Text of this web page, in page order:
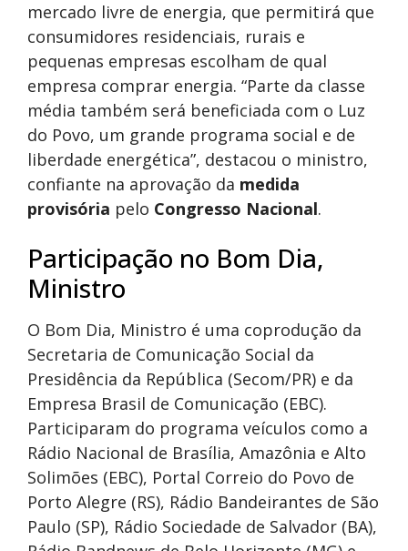
mercado livre de energia, que permitirá que
consumidores residenciais, rurais e
pequenas empresas escolham de qual
empresa comprar energia. “Parte da classe
média também será beneficiada com o Luz
do Povo, um grande programa social e de
liberdade energética”, destacou o ministro,
confiante na aprovação da medida
provisória pelo Congresso Nacional.
Participação no Bom Dia,
Ministro
O Bom Dia, Ministro é uma coprodução da
Secretaria de Comunicação Social da
Presidência da República (Secom/PR) e da
Empresa Brasil de Comunicação (EBC).
Participaram do programa veículos como a
Rádio Nacional de Brasília, Amazônia e Alto
Solimões (EBC), Portal Correio do Povo de
Porto Alegre (RS), Rádio Bandeirantes de São
Paulo (SP), Rádio Sociedade de Salvador (BA),